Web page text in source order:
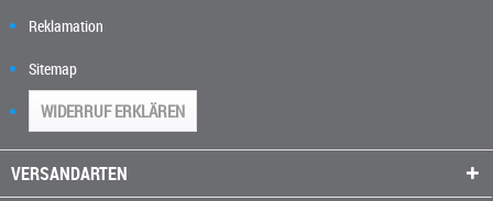
Reklamation
Sitemap
WIDERRUF ERKLÄREN
VERSANDARTEN